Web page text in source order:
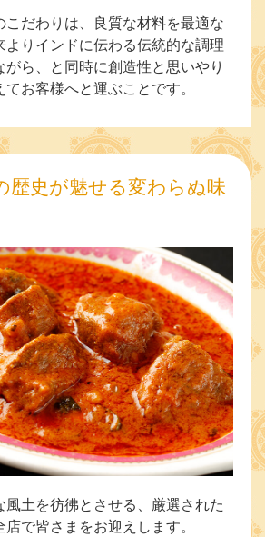
こだわりは、良質な材料を最適な
よりインドに伝わる伝統的な調理
がら、と同時に創造性と思いやり
お客様へと運ぶことです。
歴史が魅せる変わらぬ味
風土を彷彿とさせる、厳選された
で皆さまをお迎えします。